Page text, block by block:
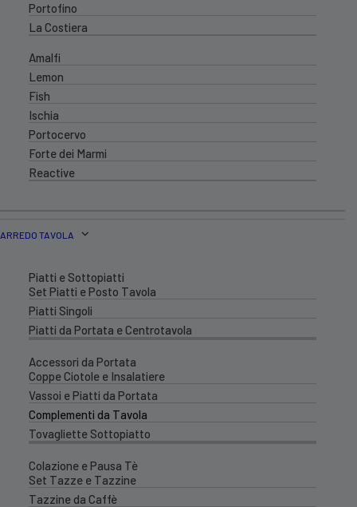
Portofino
La Costiera
Amalfi
Lemon
Fish
Ischia
Portocervo
Forte dei Marmi
Reactive
ARREDO TAVOLA
Piatti e Sottopiatti
Set Piatti e Posto Tavola
Piatti Singoli
Piatti da Portata e Centrotavola
Accessori da Portata
Coppe Ciotole e Insalatiere
Vassoi e Piatti da Portata
Complementi da Tavola
Tovagliette Sottopiatto
Colazione e Pausa Tè
Set Tazze e Tazzine
Tazzine da Caffè